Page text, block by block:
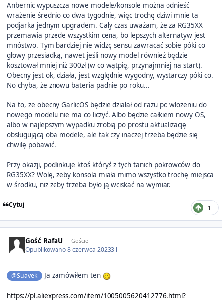
Anbernic wypuszcza nowe modele/konsole można odnieść
wrażenie średnio co dwa tygodnie, więc trochę dziwi mnie ta
podjarka jednym upgradem. Cały czas uważam, że za RG35XX
przemawia przede wszystkim cena, bo lepszych alternatyw jest
mnóstwo. Tym bardziej nie widzę sensu zawracać sobie póki co
głowy przesiadką, nawet jeśli nowy model również będzie
kosztował mniej niż 300zł (w co wątpię, przynajmniej na start).
Obecny jest ok, działa, jest względnie wygodny, wystarczy póki co.
No chyba, że znowu bateria padnie po roku...
Na to, że obecny GarlicOS będzie działał od razu po włożeniu do
nowego modelu nie ma co liczyć. Albo będzie całkiem nowy OS,
albo w najlepszym wypadku zrobią po prostu aktualizację
obsługującą oba modele, ale tak czy inaczej trzeba będzie się
chwilę pobawić.
Przy okazji, podlinkuje ktoś któryś z tych tanich pokrowców do
RG35XX? Wolę, żeby konsola miała mimo wszystko trochę miejsca
w środku, niż żeby trzeba było ją wciskać na wymiar.
Cytuj 1
Gość RafaU Goście
Opublikowano8 czerwca 20233 l
@Suavek Ja zamówiłem ten
https://pl.aliexpress.com/item/1005005620412776.html?